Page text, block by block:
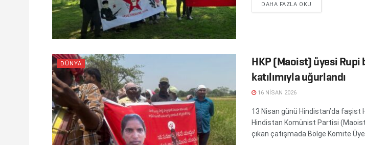
DAHA FAZLA OKU
DÜNYA
HKP (Maoist) üyesi
katılımıyla uğurlandı
16 NISAN 2026
13 Nisan günü Hindistan’da faşist
Hindistan Komünist Partisi
çıkan çatışmada Bölge Komite